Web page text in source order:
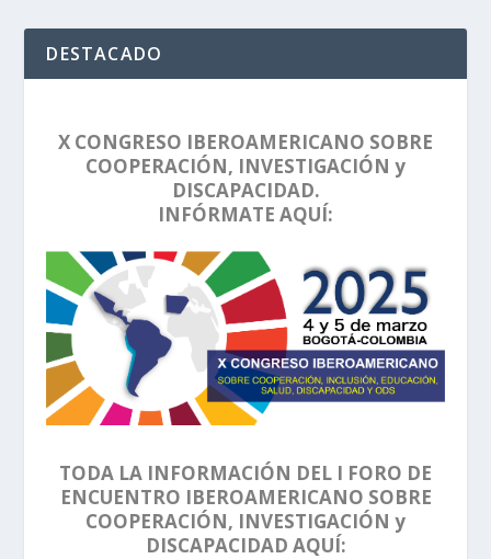
DESTACADO
X CONGRESO IBEROAMERICANO SOBRE
COOPERACIÓN, INVESTIGACIÓN y
DISCAPACIDAD.
INFÓRMATE AQUÍ:
TODA LA INFORMACIÓN DEL I FORO DE
ENCUENTRO IBEROAMERICANO SOBRE
COOPERACIÓN, INVESTIGACIÓN y
DISCAPACIDAD AQUÍ: